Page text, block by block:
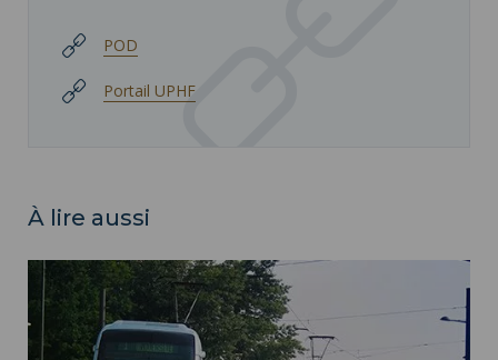
POD
Portail UPHF
À lire aussi
Transports - Venir à l'université ">